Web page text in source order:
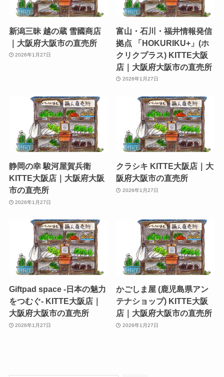
新潟三昧 越の蔵 雪國商店
｜大阪府大阪市の直売所
2026年1月27日
富山・石川・福井情報発信
拠点 「HOKURIKU+」(ホ
クリクプラス) KITTE大阪
店｜大阪府大阪市の直売所
2026年1月27日
静岡の幸 駿河屋賀兵衛
KITTE大阪店｜大阪府大阪
市の直売所
2026年1月27日
クラシキ KITTE大阪店｜大
阪府大阪市の直売所
2026年1月27日
Giftpad space -日本の魅力
をつむぐ- KITTE大阪店｜
大阪府大阪市の直売所
2026年1月27日
かごしま屋 (鹿児島県アン
テナショップ) KITTE大阪
店｜大阪府大阪市の直売所
2026年1月27日